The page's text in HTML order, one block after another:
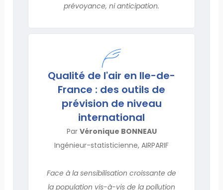
prévoyance, ni anticipation.
Qualité de l'air en Ile-de-
France : des outils de
prévision de niveau
international
Par Véronique BONNEAU
Ingénieur-statisticienne, AIRPARIF
Face à la sensibilisation croissante de
la population vis-à-vis de la pollution